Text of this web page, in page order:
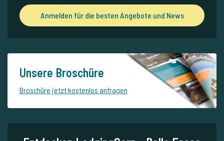
Anmelden für die besten Angebote und News
Unsere Broschüre
Broschüre jetzt kostenlos anfragen